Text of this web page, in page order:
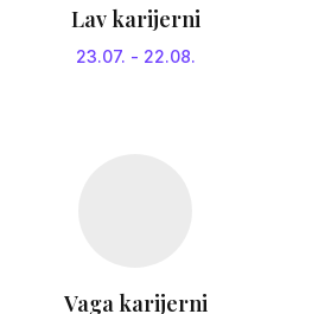
Lav karijerni
23.07. - 22.08.
Vaga karijerni